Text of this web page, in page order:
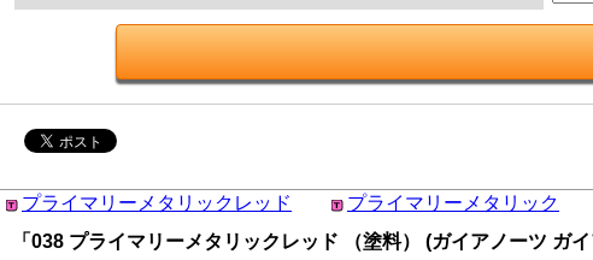
プライマリーメタリックレッド プライマリーメタリック
「038 プライマリーメタリックレッド （塗料） (ガイアノーツ ガ